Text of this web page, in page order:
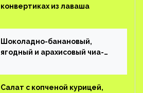
конвертиках из лаваша
Шоколадно-банановый,
ягодный и арахисовый чиа-
Салат с копченой курицей,